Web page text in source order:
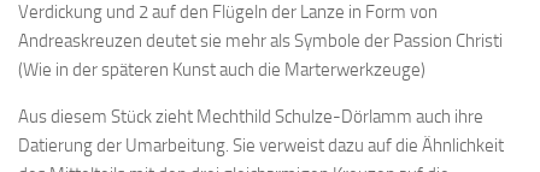
Verdickung und 2 auf den Flügeln der Lanze in Form von
Andreaskreuzen deutet sie mehr als Symbole der Passion Christi
(Wie in der späteren Kunst auch die Marterwerkzeuge)
Aus diesem Stück zieht Mechthild Schulze-Dörlamm auch ihre
Datierung der Umarbeitung. Sie verweist dazu auf die Ähnlichkeit